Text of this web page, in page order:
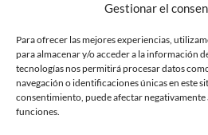
Gestionar el
Para ofrecer las mejores experiencias,
para almacenar y/o acceder a la información
tecnologías nos permitirá procesar datos
navegación o identificaciones únicas en este
consentimiento, puede afectar negativamente
funciones.
Popular
Popular Free
LATEST